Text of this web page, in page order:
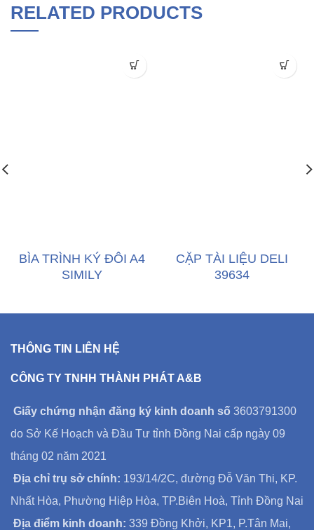
RELATED PRODUCTS
BÌA TRÌNH KÝ ĐÔI A4
SIMILY
CẶP TÀI LIỆU DELI
39634
THÔNG TIN LIÊN HỆ
CÔNG TY TNHH THÀNH PHÁT A&B
Giấy chứng nhận đăng ký kinh doanh số 3603791300
do Sở Kế Hoạch và Đầu Tư tỉnh Đồng Nai cấp ngày 09
tháng 02 năm 2021
Địa chỉ trụ sở chính: 193/14/2C, đường Đỗ Văn Thi, KP.
Nhất Hòa, Phường Hiệp Hòa, TP.Biên Hoà, Tỉnh Đồng Nai
Địa điểm kinh doanh: 339 Đồng Khởi, KP1, P.Tân Mai,